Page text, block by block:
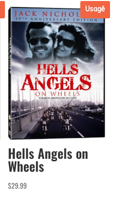
Usagé
Hells Angels on
Wheels
$29.99